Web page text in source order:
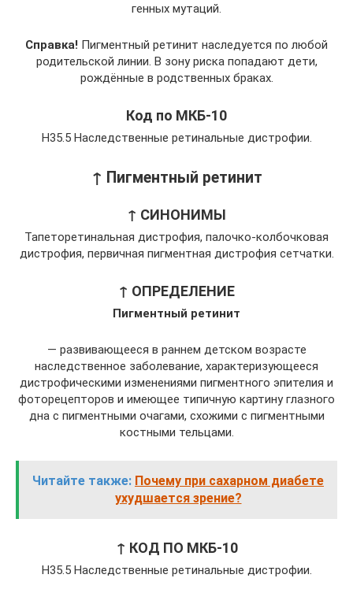
генных мутаций.
Справка! Пигментный ретинит наследуется по любой
родительской линии. В зону риска попадают дети,
рождённые в родственных браках.
Код по МКБ-10
Н35.5 Наследственные ретинальные дистрофии.
↑ Пигментный ретинит
↑ СИНОНИМЫ
Тапеторетинальная дистрофия, палочко-колбочковая
дистрофия, первичная пигментная дистрофия сетчатки.
↑ ОПРЕДЕЛЕНИЕ
Пигментный ретинит
— развивающееся в раннем детском возрасте
наследственное заболевание, характеризующееся
дистрофическими изменениями пигментного эпителия и
фоторецепторов и имеющее типичную картину глазного
дна с пигментными очагами, схожими с пигментными
костными тельцами.
Читайте также: Почему при сахарном диабете
ухудшается зрение?
↑ КОД ПО МКБ-10
Н35.5 Наследственные ретинальные дистрофии.